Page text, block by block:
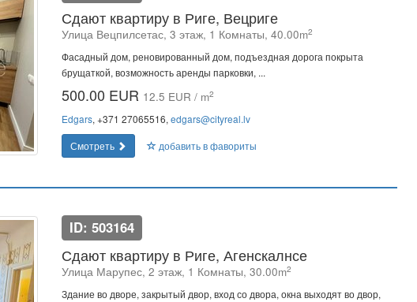
Сдают квартиру в Риге, Вецриге
Улица Вецпилсетас, 3 этаж, 1 Комнаты, 40.00m2
Фасадный дом, реновированный дом, подъездная дорога покрыта
брущаткoй, возможность аренды парковки, ...
500.00 EUR 12.5 EUR / m2
Edgars, +371 27065516, edgars@cityreal.lv
Смотреть
добавить в фавориты
ID: 503164
Сдают квартиру в Риге, Агенскалнсе
Улица Марупес, 2 этаж, 1 Комнаты, 30.00m2
Здание во дворе, закрытый двор, вход со двора, окна выходят во двор,